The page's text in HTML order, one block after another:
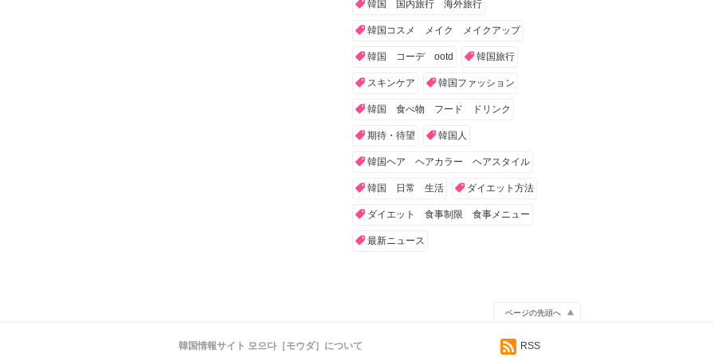
韓国 国内旅行 海外旅行
韓国コスメ メイク メイクアップ
韓国 コーデ ootd 韓国旅行
スキンケア 韓国ファッション
韓国 食べ物 フード ドリンク
期待・待望 韓国人
韓国ヘア ヘアカラー ヘアスタイル
韓国 日常 生活 ダイエット方法
ダイエット 食事制限 食事メニュー
最新ニュース
ページの先頭へ
韓国情報サイト 모으다［モウダ］について RSS